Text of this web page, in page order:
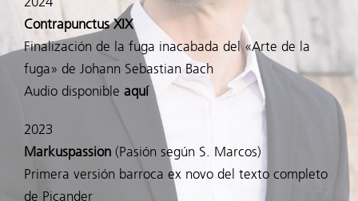
Vídeo
Textos
Fotografías
Lecciones
Contrapunctus XIX
Finalización de la fuga inacabada del «Arte de la
fuga» de Johann Sebastian Bach
Audio disponible aquí
2023
Markuspassion(Pasión según S. Marcos)
Primera versión barroca ex novo del texto completo
de Picander